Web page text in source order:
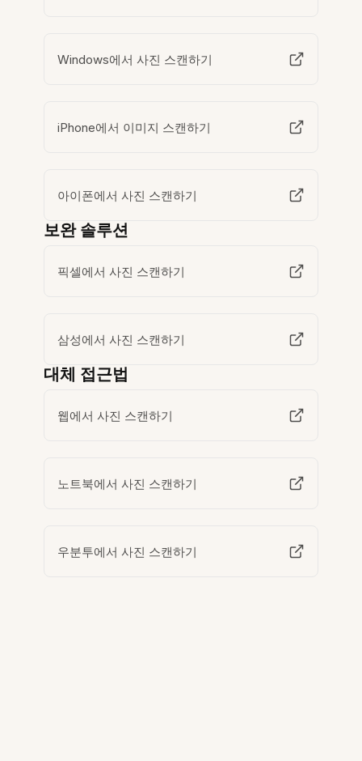
Windows에서 사진 스캔하기
iPhone에서 이미지 스캔하기
아이폰에서 사진 스캔하기
보완 솔루션
픽셀에서 사진 스캔하기
삼성에서 사진 스캔하기
대체 접근법
웹에서 사진 스캔하기
노트북에서 사진 스캔하기
우분투에서 사진 스캔하기